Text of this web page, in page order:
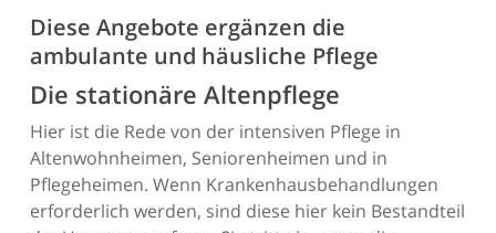
Diese Angebote ergänzen die
ambulante und häusliche Pflege
Die stationäre Altenpflege
Hier ist die Rede von der intensiven Pflege in
Altenwohnheimen, Seniorenheimen und in
Pflegeheimen. Wenn Krankenhausbehandlungen
erforderlich werden, sind diese hier kein Bestandteil